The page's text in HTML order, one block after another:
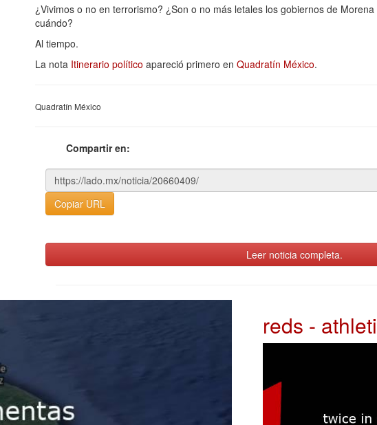
¿Vivimos o no en terrorismo? ¿Son o no más letales los gobiernos de
cuándo?
Al tiempo.
La nota Itinerario político apareció primero en Quadratín México.
Quadratín México
Compartir en:
Copiar URL
Leer noticia completa.
reds -